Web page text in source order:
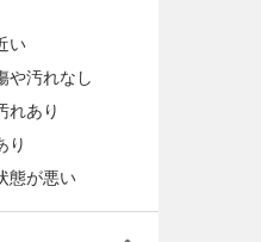
い
や汚れなし
れあり
り
態が悪い